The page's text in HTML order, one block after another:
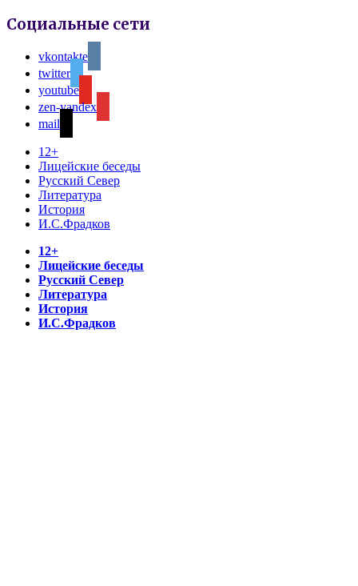
Социальные сети
vkontakte
twitter
youtube
zen-yandex
mail
12+
Лицейские беседы
Русский Север
Литература
История
И.С.Фрадков
12+
Лицейские беседы
Русский Север
Литература
История
И.С.Фрадков